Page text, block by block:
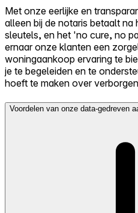
Met onze eerlijke en
alleen bij de notaris betaalt
sleutels, en het 'no cure, no
ernaar onze klanten een
woningaankoop ervaring te
je te begeleiden en te
hoeft te maken over
Voordelen van onze data-gedreven